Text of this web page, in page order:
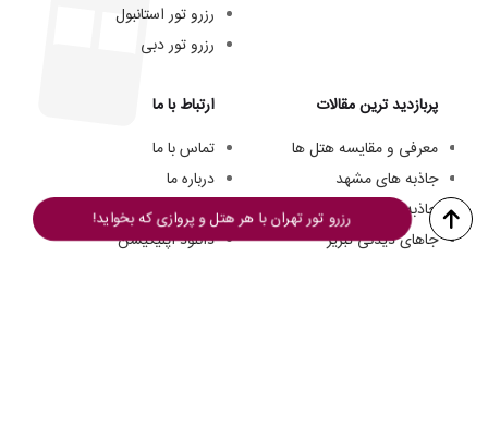
رزرو تور تهران با هر هتل و پروازی که بخواید!
رزرو تور استانبول
رزرو تور دبی
پربازدید ترین مقالات
معرفی و مقایسه هتل ها
جاذبه های مشهد
جاذبه های کیش
جاهای دیدنی تبریز
ارتباط با ما
تماس با ما
درباره ما
تیم ما
دانلود اپلیکیشن